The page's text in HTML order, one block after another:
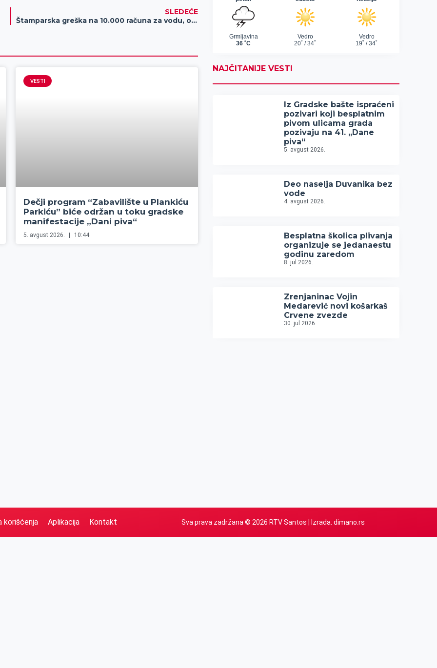
SLEDEĆE
Štamparska greška na 10.000 računa za vodu, obratite pažnju
VESTI
Dečji program “Zabavilište u Plankiću
Parkiću” biće održan u toku gradske
manifestacije „Dani piva“
5. avgust 2026. 10:44
NAJČITANIJE VESTI
Iz Gradske bašte ispraćeni
pozivari koji besplatnim
pivom ulicama grada
pozivaju na 41. „Dane
piva“
5. avgust 2026.
Deo naselja Duvanika bez
vode
4. avgust 2026.
Besplatna školica plivanja
organizuje se jedanaestu
godinu zaredom
8. jul 2026.
Zrenjaninac Vojin
Medarević novi košarkaš
Crvene zvezde
30. jul 2026.
korišćenja Aplikacija Kontakt Sva prava zadržana © 2026 RTV Santos | Izrada: dimano.rs